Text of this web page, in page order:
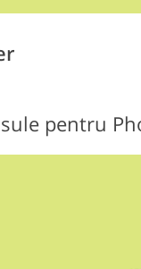
pentru